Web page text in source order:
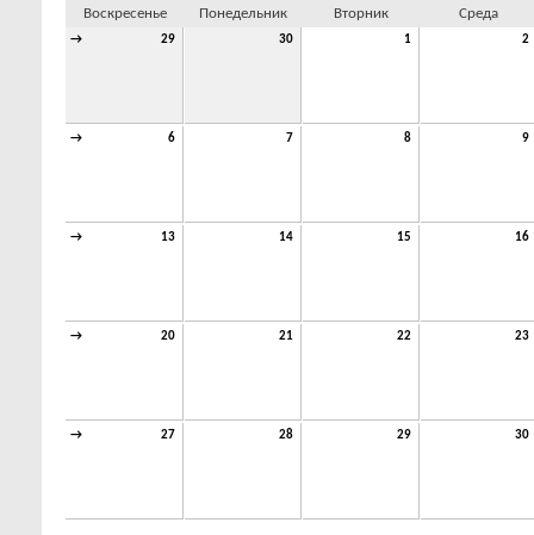
Воскресенье Понедельник Вторник Среда
→ 29 30 1 2
→ 6 7 8 9
→ 13 14 15 16
→ 20 21 22 23
→ 27 28 29 30